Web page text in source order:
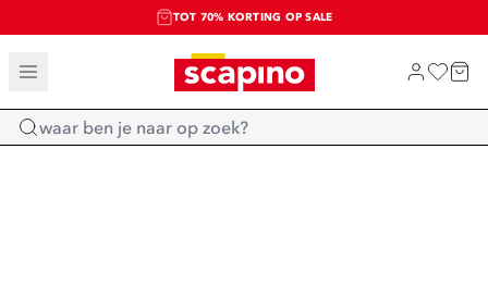
TOT 70% KORTING OP SALE
SALE: LAATSTE KANS!
SHOP NIEUW
Home